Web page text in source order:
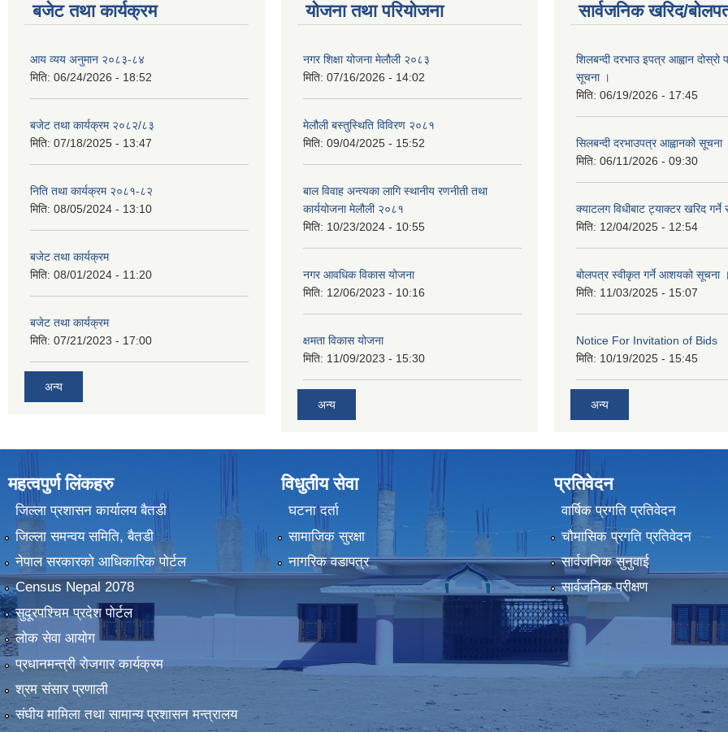
बजेट तथा कार्यक्रम
आय व्यय अनुमान २०८३-८४
मिति: 06/24/2026 - 18:52
बजेट तथा कार्यक्रम २०८२/८३
मिति: 07/18/2025 - 13:47
निति तथा कार्यक्रम २०८१-८२
मिति: 08/05/2024 - 13:10
बजेट तथा कार्यक्रम
मिति: 08/01/2024 - 11:20
बजेट तथा कार्यक्रम
मिति: 07/21/2023 - 17:00
अन्य
योजना तथा परियोजना
नगर शिक्षा योजना मेलौली २०८३
मिति: 07/16/2026 - 14:02
मेलौली बस्तुस्थिति विविरण २०८१
मिति: 09/04/2025 - 15:52
बाल विवाह अन्त्यका लागि स्थानीय रणनीती तथा
कार्ययोजना मेलौली २०८१
मिति: 10/23/2024 - 10:55
नगर आवधिक विकास योजना
मिति: 12/06/2023 - 10:16
क्षमता विकास योजना
मिति: 11/09/2023 - 15:30
अन्य
सार्वजनिक खरिद/
शिलबन्दी दरभाउ इपत्र आह्वान
सूचना ।
मिति: 06/19/2026 - 17:45
सिलबन्दी दरभाउपत्र आह्वानको सूचना
मिति: 06/11/2026 - 09:30
क्याटलग विधीबाट ट्याक्टर खरिद गर्ने
मिति: 12/04/2025 - 12:54
बोलपत्र स्वीकृत गर्ने आशयको सूचना ।
मिति: 11/03/2025 - 15:07
Notice For Invitation of Bids
मिति: 10/19/2025 - 15:45
अन्य
महत्वपुर्ण लिंकहरु
जिल्ला प्रशासन कार्यालय बैतडी
जिल्ला समन्वय समिति, बैतडी
नेपाल सरकारको आधिकारिक पोर्टल
Census Nepal 2078
सुदूरपश्चिम प्रदेश पोर्टल
लोक सेवा आयोग
प्रधानमन्त्री रोजगार कार्यक्रम
श्रम संसार प्रणाली
संघीय मामिला तथा सामान्य प्रशासन मन्त्रालय
विधुतीय सेवा
घटना दर्ता
सामाजिक सुरक्षा
नागरिक वडापत्र
प्रतिवेदन
वार्षिक प्रगति प्रतिवेदन
चौमासिक प्रगति प्रतिवेदन
सार्वजनिक सुनुवाई
सार्वजनिक परीक्षण